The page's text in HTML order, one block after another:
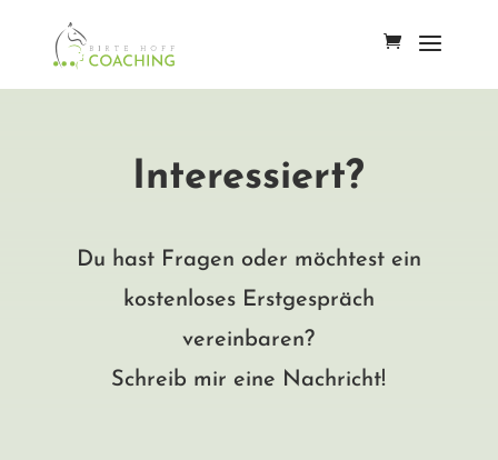
Interessiert?
Du hast Fragen oder möchtest ein
kostenloses Erstgespräch
vereinbaren?
Schreib mir eine Nachricht!